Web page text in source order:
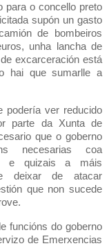
para o concello preto
supón un gasto
de bombeiros
unha lancha de
excarceración está
hai que sumarlle a
podería ver reducido
parte da Xunta de
que o goberno
necesarias coa
e quizais a máis
deixar de atacar
que non sucede
funcións do goberno
de Emerxencias